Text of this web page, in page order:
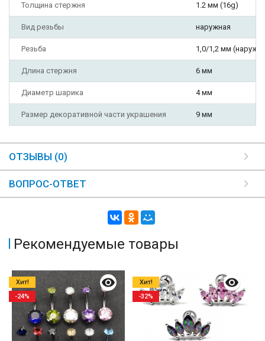
Толщина стержня 1.2 мм (16g)
Вид резьбы наружная
Резьба 1,0/1,2 мм
Длина стержня 6 мм
Диаметр шарика 4 мм
Размер декоративной части украшения 9 мм
ОТЗЫВЫ (0)
ВОПРОС-ОТВЕТ
Рекомендуемые товары
Хит!
-24%
Хит!
-32%